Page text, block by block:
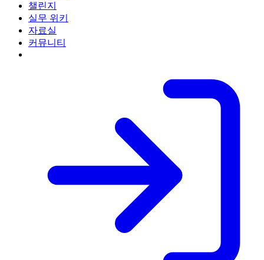
챌린지
실무 위키
자료실
커뮤니티